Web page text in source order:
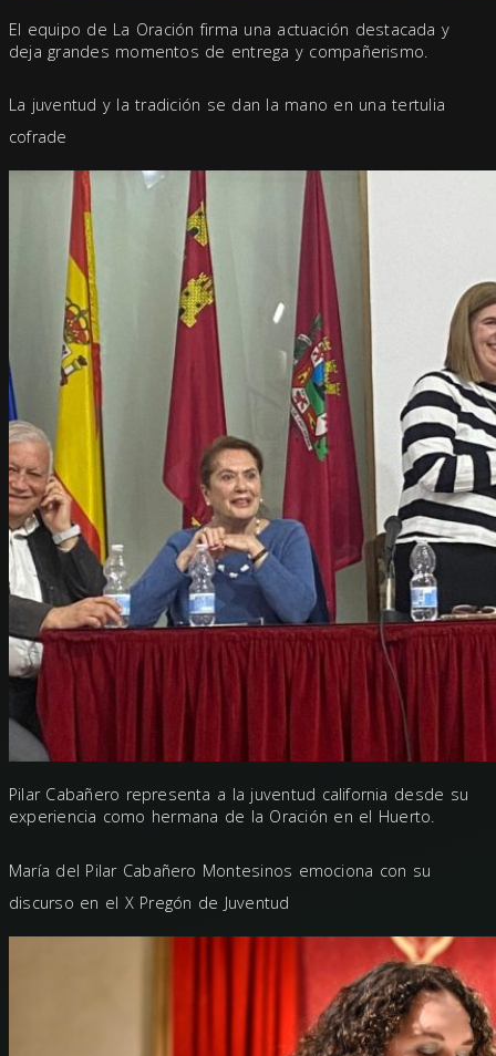
El equipo de La Oración firma una actuación destacada y
deja grandes momentos de entrega y compañerismo.
La juventud y la tradición se dan la mano en una tertulia
cofrade
Pilar Cabañero representa a la juventud california desde su
experiencia como hermana de la Oración en el Huerto.
María del Pilar Cabañero Montesinos emociona con su
discurso en el X Pregón de Juventud